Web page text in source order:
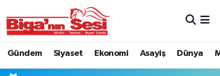
Gündem Siyaset Ekonomi Asayiş Dünya
Asayiş
Çanakkale Hava Durumu